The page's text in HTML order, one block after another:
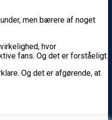
men bærere af noget
hvor
fans. Og det er forståeligt.
Og det er afgørende, at